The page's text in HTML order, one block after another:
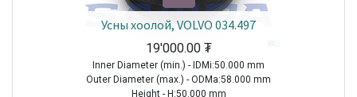
Усны хоолой, VOLVO 034.497
19'000.00₮
Inner Diameter (min.) - IDMi:50.000 mm
Outer Diameter (max.) - ODMa:58.000 mm
Height - H:50.000 mm